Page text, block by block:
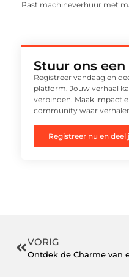
Past machineverhuur met
Stuur ons
Registreer vandaag en
platform. Jouw verhaal
verbinden. Maak impact
community waar
Registreer nu en
VORIG